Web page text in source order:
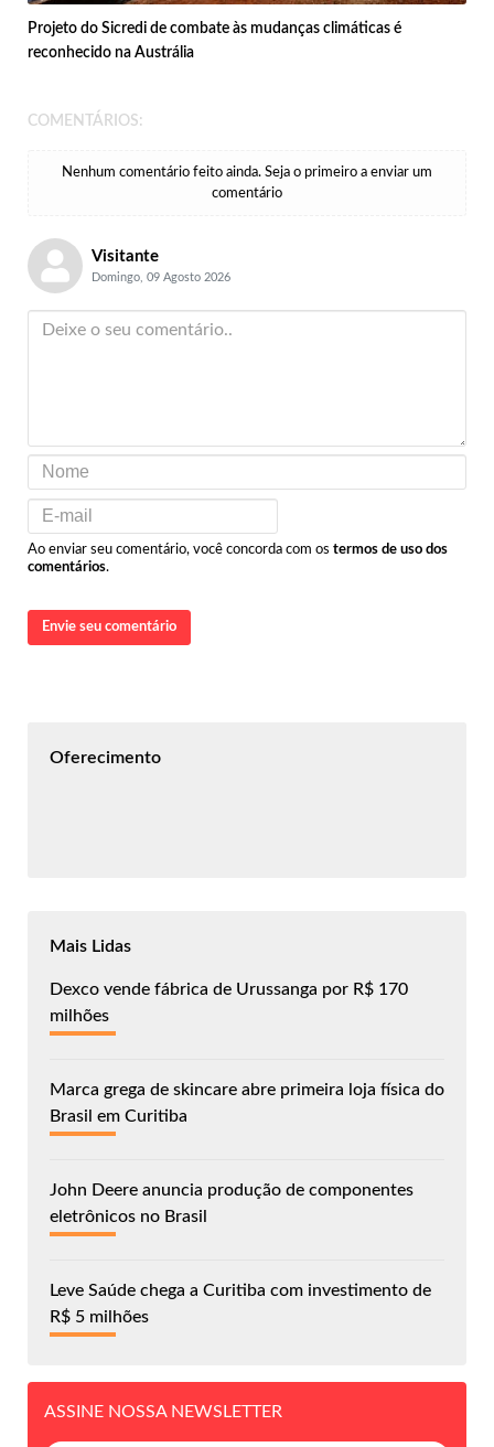
Projeto do Sicredi de combate às mudanças climáticas é
reconhecido na Austrália
COMENTÁRIOS:
Nenhum comentário feito ainda. Seja o primeiro a enviar um
comentário
Visitante
Domingo, 09 Agosto 2026
Ao enviar seu comentário, você concorda com os termos de uso dos
comentários.
Envie seu comentário
Oferecimento
Mais Lidas
Dexco vende fábrica de Urussanga por R$ 170
milhões
Marca grega de skincare abre primeira loja física do
Brasil em Curitiba
John Deere anuncia produção de componentes
eletrônicos no Brasil
Leve Saúde chega a Curitiba com investimento de
R$ 5 milhões
ASSINE NOSSA NEWSLETTER